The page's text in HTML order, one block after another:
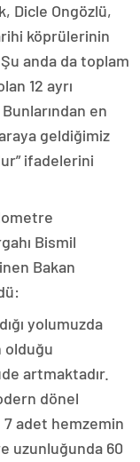
Dicle Ongözlü,
köprülerinin
anda da toplam
12 ayrı
en
geldiğimiz
ifadelerini
Bismil
Bakan
yolumuzda
olduğu
artmaktadır.
dönel
7 adet hemzemin
uzunluğunda 60